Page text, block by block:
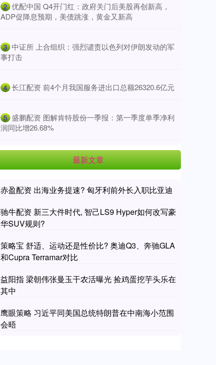
2 ​优配中国 Q4开门红：政府关门后美股再创新高，
ADP促降息预期，美债跳涨，黄金又新高
3 ​中证所 上合组织：强烈谴责以色列对伊朗发动的军
事打击
4 ​长江配资 前4个月我国服务进出口总额26320.6亿元
5 ​盛鹏配资 图解肯特股份一季报：第一季度单季净利
润同比增26.68%
最新文章
赤盈配资 出海业务提速? 匈牙利前外长入职比亚迪
驰牛配资 新三大件时代, 智己LS9 Hyper如何改写豪
华SUV规则?
策略宝 舒适、运动还是性价比? 奥迪Q3、奔驰GLA
和Cupra Terramar对比
益阳指 梁朝伟张曼玉干农活曝光 捡鸡蛋挖芋头乐在
其中
鹰眼策略 习近平同美国总统特朗普在中南海小范围
会晤